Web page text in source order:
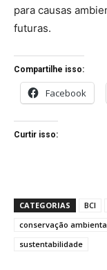
para causas
futuras.
Compartilhe isso:
Facebook
Curtir isso:
CATEGORIAS BCI
conservação
sustentabilidade